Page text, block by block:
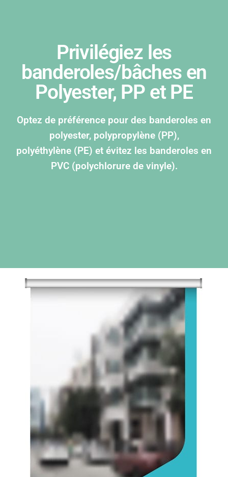
Privilégiez les
banderoles/bâches en
Polyester, PP et PE
Optez de préférence pour des banderoles en
polyester, polypropylène (PP),
polyéthylène (PE) et évitez les banderoles en
PVC (polychlorure de vinyle).